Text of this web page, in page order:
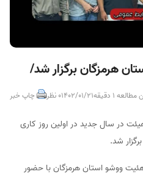
هرمزگان برگزار شد/
1 دقیقه 1402/01/210 نظر چاپ خبر
در سال جدید در اولین روز کاری
شد.
ووشو استان هرمزگان با حضور